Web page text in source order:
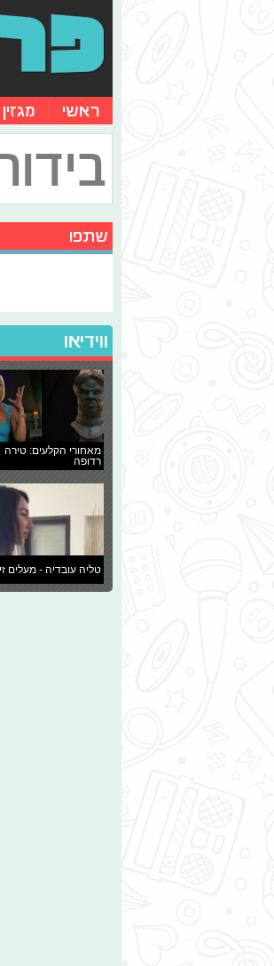
ראשי מגזין
שתפו
ווידיאו
מאחורי הקלעים: טירה
רדופה
טליה עובדיה - מעלים